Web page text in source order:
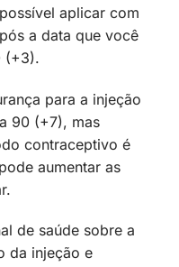
aplicar com
a data que você
(+3).
para a injeção
90 (+7), mas
contraceptivo é
aumentar as
de saúde sobre a
da injeção e